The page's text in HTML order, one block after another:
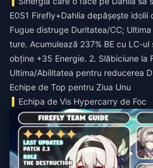
E0S1 Firefly+Dahlia depășește idolii
Fugue distruge Duritatea/CC;
ture. Acumulează 237% BE cu LC-ul
obține +35 Energie. 2. Slăbiciune la
Ultima/Abilitatea pentru reducerea
Echipe de Top pentru Ziua Unu
Echipa de Vis Hypercarry de Foc